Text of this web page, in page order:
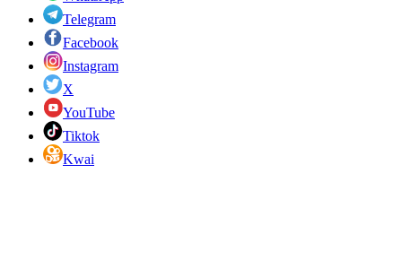
Telegram
Facebook
Instagram
X
YouTube
Tiktok
Kwai